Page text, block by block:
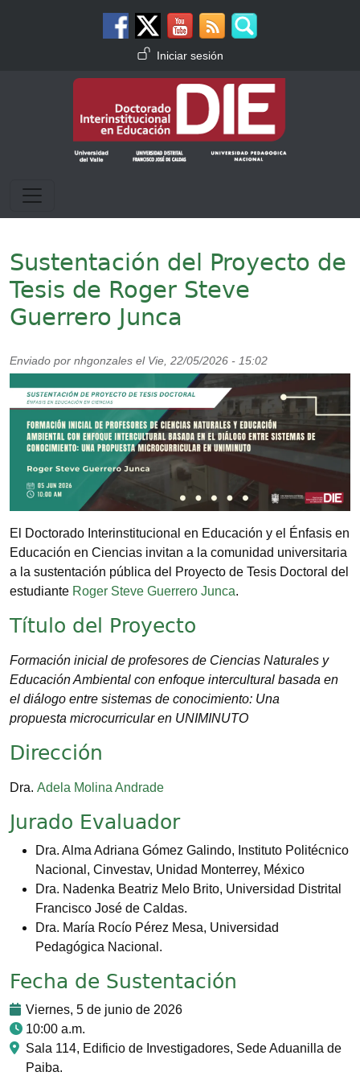
Menú de cuenta de usuario
Iniciar sesión
Sustentación del Proyecto de
Tesis de Roger Steve
Guerrero Junca
Enviado por nhgonzales el Vie, 22/05/2026 - 15:02
El Doctorado Interinstitucional en Educación y el Énfasis en
Educación en Ciencias invitan a la comunidad universitaria
a la sustentación pública del Proyecto de Tesis Doctoral del
estudiante Roger Steve Guerrero Junca.
Título del Proyecto
Formación inicial de profesores de Ciencias Naturales y
Educación Ambiental con enfoque intercultural basada en
el diálogo entre sistemas de conocimiento: Una
propuesta microcurricular en UNIMINUTO
Dirección
Dra. Adela Molina Andrade
Jurado Evaluador
Dra. Alma Adriana Gómez Galindo, Instituto Politécnico
Nacional, Cinvestav, Unidad Monterrey, México
Dra. Nadenka Beatriz Melo Brito, Universidad Distrital
Francisco José de Caldas.
Dra. María Rocío Pérez Mesa, Universidad
Pedagógica Nacional.
Fecha de Sustentación
Viernes, 5 de junio de 2026
10:00 a.m.
Sala 114, Edificio de Investigadores, Sede Aduanilla de
Paiba.